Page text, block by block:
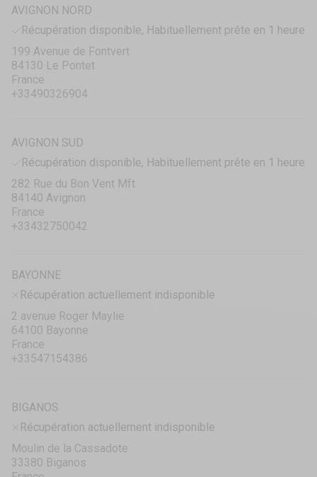
AVIGNON NORD
Récupération disponible, Habituellement prête en 1 heure
199 Avenue de Fontvert
84130 Le Pontet
France
+33490326904
AVIGNON SUD
Récupération disponible, Habituellement prête en 1 heure
282 Rue du Bon Vent Mft
84140 Avignon
France
+33432750042
BAYONNE
Récupération actuellement indisponible
2 avenue Roger Maylie
64100 Bayonne
France
+33547154386
BIGANOS
Récupération actuellement indisponible
Moulin de la Cassadote
33380 Biganos